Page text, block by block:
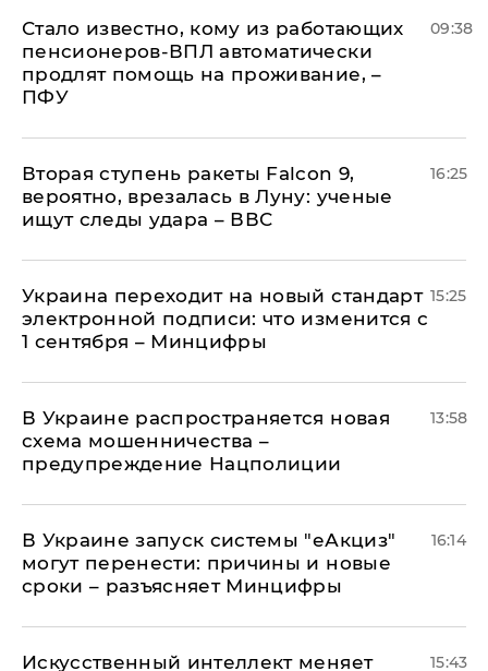
Стало известно, кому из работающих
пенсионеров-ВПЛ автоматически
продлят помощь на проживание, –
ПФУ
09:38
Вторая ступень ракеты Falcon 9,
вероятно, врезалась в Луну: ученые
ищут следы удара – ВВС
16:25
Украина переходит на новый стандарт
электронной подписи: что изменится с
1 сентября – Минцифры
15:25
В Украине распространяется новая
схема мошенничества –
предупреждение Нацполиции
13:58
В Украине запуск системы "еАкциз"
могут перенести: причины и новые
сроки – разъясняет Минцифры
16:14
Искусственный интеллект меняет
15:43